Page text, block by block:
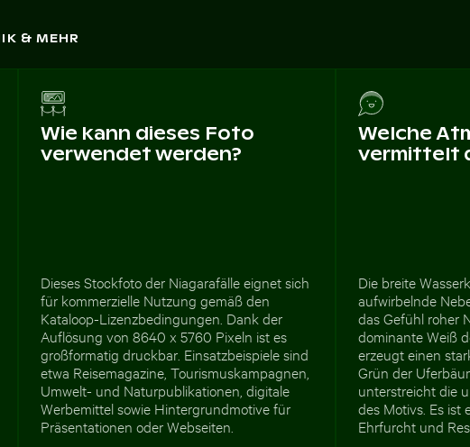
& MEHR
Wie kann dieses Foto
verwendet werden?
Dieses Stockfoto der Niagarafälle eignet sich
für kommerzielle Nutzung gemäß den
Kataloop-Lizenzbedingungen. Dank der
Auflösung von 8640 x 5760 Pixeln ist es
großformatig druckbar. Einsatzbeispiele sind
etwa Reisemagazine, Tourismuskampagnen,
Umwelt- und Naturpublikationen, digitale
Werbemittel sowie Hintergrundmotive für
Präsentationen oder Webseiten.
Welche
vermittelt
Die breite
aufwirbelnde
das Gefühl roher
dominante Weiß
erzeugt einen
Grün der
unterstreicht die
des Motivs. Es ist
Ehrfurcht und